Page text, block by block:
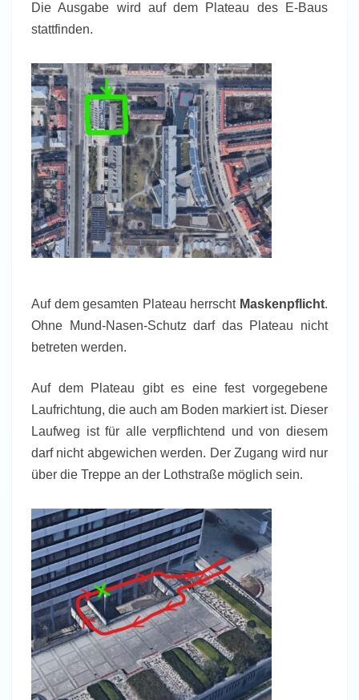
Die Ausgabe wird auf dem Plateau des E-Baus
stattfinden.
Auf dem gesamten Plateau herrscht Maskenpflicht.
Ohne Mund-Nasen-Schutz darf das Plateau nicht
betreten werden.
Auf dem Plateau gibt es eine fest vorgegebene
Laufrichtung, die auch am Boden markiert ist. Dieser
Laufweg ist für alle verpflichtend und von diesem
darf nicht abgewichen werden. Der Zugang wird nur
über die Treppe an der Lothstraße möglich sein.